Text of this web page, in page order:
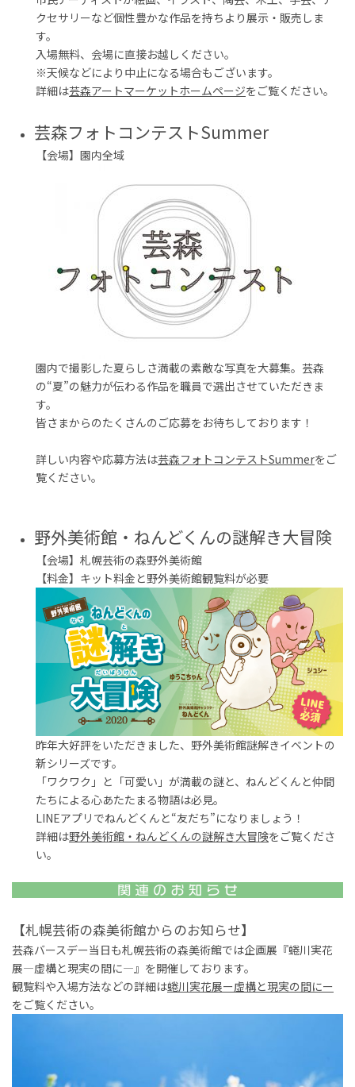
クセサリーなど個性豊かな作品を持ちより展示・販売しま
す。
入場無料、会場に直接お越しください。
※天候などにより中止になる場合もございます。
詳細は芸森アートマーケットホームページをご覧ください。
芸森フォトコンテストSummer
【会場】園内全域
園内で撮影した夏らしさ満載の素敵な写真を大募集。芸森
の“夏”の魅力が伝わる作品を職員で選出させていただきま
す。
皆さまからのたくさんのご応募をお待ちしております！
詳しい内容や応募方法は芸森フォトコンテストSummerをご
覧ください。
野外美術館・ねんどくんの謎解き大冒険
【会場】札幌芸術の森野外美術館
【料金】キット料金と野外美術館観覧料が必要
昨年大好評をいただきました、野外美術館謎解きイベントの
新シリーズです。
「ワクワク」と「可愛い」が満載の謎と、ねんどくんと仲間
たちによる心あたたまる物語は必見。
LINEアプリでねんどくんと“友だち”になりましょう！
詳細は野外美術館・ねんどくんの謎解き大冒険をご覧くださ
い。
【札幌芸術の森美術館からのお知らせ】
芸森バースデー当日も札幌芸術の森美術館では企画展『蜷川実花
展―虚構と現実の間に―』を開催しております。
観覧料や入場方法などの詳細は蜷川実花展ー虚構と現実の間にー
をご覧ください。